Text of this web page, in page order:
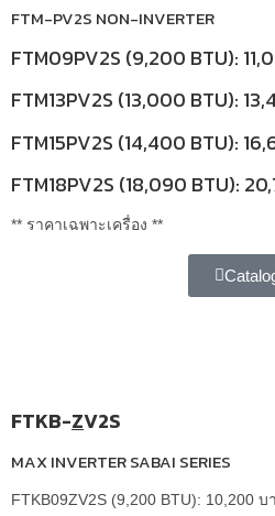
FTM-PV2S NON-INVERTER
FTM09PV2S (9,200 BTU):
FTM13PV2S (13,000 BTU):
FTM15PV2S (14,400 BTU):
FTM18PV2S (18,090 BTU):
** ราคาเฉพาะเครื่อง **
FTKB-ZV2S
MAX INVERTER SABAI SERIES
FTKB09ZV2S (9,200 BTU): 10,200 บ